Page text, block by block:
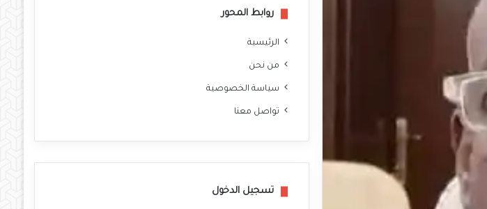
روابط المحور
الرئيسية
من نحن
سياسة الخصوصية
تواصل معنا
تسجيل الدخول